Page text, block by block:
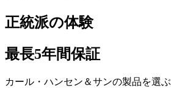
正統派の体験
最長5年間保証
カール・ハンセン＆サンの製品を選